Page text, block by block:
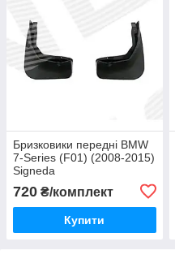
Бризковики передні BMW
7-Series (F01) (2008-2015)
Signeda
720 ₴/комплект
Купити